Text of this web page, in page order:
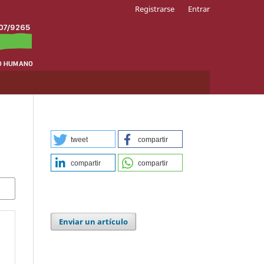
Registrarse Entrar
tweet compartir
compartir compartir
Enviar un artículo